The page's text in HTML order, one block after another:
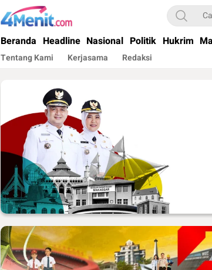
4menit.com
Mengungkap Kisah, Setiap Hari
Beranda Headline Nasional Politik Hukrim
Tentang Kami Kerjasama Redaksi